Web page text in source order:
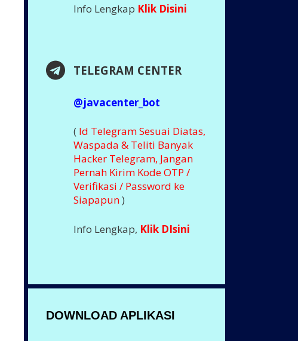
Info Lengkap Klik Disini
TELEGRAM CENTER
@javacenter_bot
( Id Telegram Sesuai Diatas,
Waspada & Teliti Banyak
Hacker Telegram, Jangan
Pernah Kirim Kode OTP /
Verifikasi / Password ke
Siapapun)
Info Lengkap, Klik DIsini
DOWNLOAD APLIKASI